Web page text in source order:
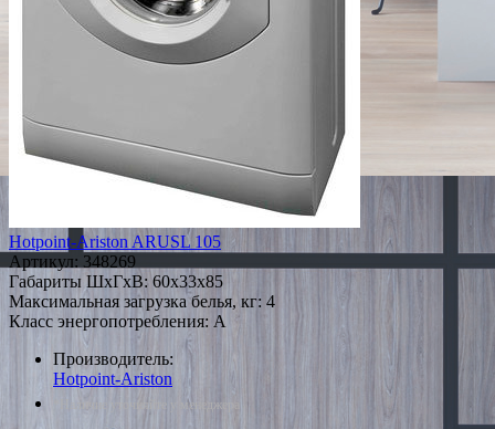
Hotpoint-Ariston ARUSL 105
Артикул: 348269
Габариты ШxГxВ: 60x33x85
Максимальная загрузка белья, кг: 4
Класс энергопотребления: A
Производитель:
Hotpoint-Ariston
*Наличие уточняйте у менеджера